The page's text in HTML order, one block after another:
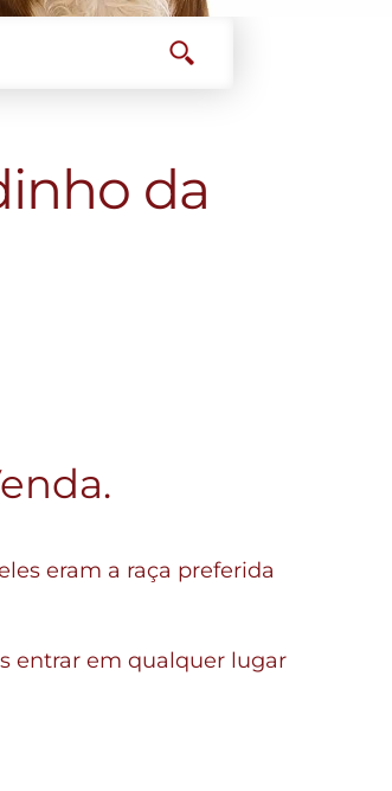
da
eram a raça preferida
entrar em qualquer lugar